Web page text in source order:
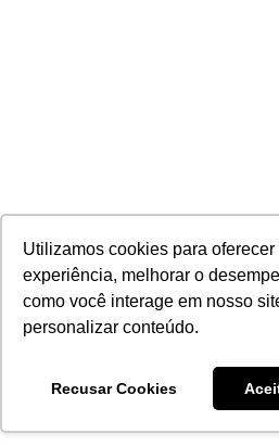
Utilizamos cookies para oferecer
experiência, melhorar o
como você interage em nosso
personalizar conteúdo.
Recusar Cookies